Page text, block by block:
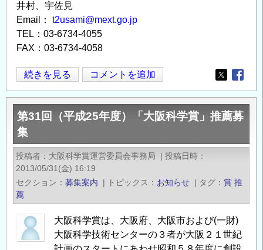
井村、宇佐見
Email： t2usami@mext.go.jp
TEL：03-6734-4055
FAX：03-6734-4058
2014
年
ASPIRE
賞
候
補
者
の
薦
に
続きを見る コメントを追加
Opens in
第31回（平成25年度）「大阪科学賞」推薦募
集
投稿者 大阪科学賞運営委員会事務局 | 投稿日時
2013/05/31(金) 16:19
セクション
募集案内 | トピックス お知らせ | タグ 賞 推
薦
大阪科学賞は、大阪府、大阪市および(一財)
大阪科学技術センターの３者が大阪２１世紀